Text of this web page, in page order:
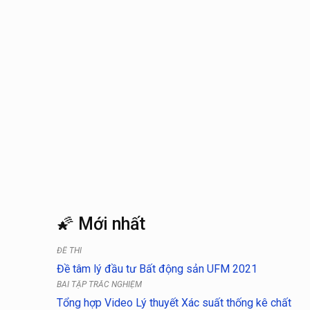
🌠 Mới nhất
ĐỀ THI
Đề tâm lý đầu tư Bất động sản UFM 2021
BÀI TẬP TRẮC NGHIỆM
Tổng hợp Video Lý thuyết Xác suất thống kê chất